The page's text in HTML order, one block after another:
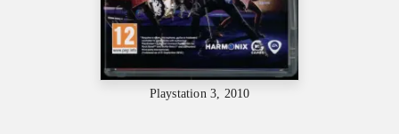
Playstation 3, 2010